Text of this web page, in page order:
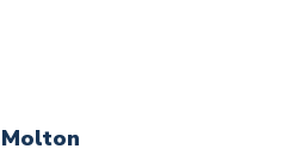
Molton